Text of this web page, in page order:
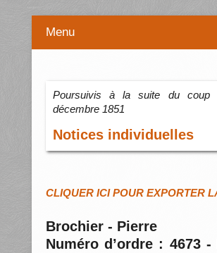
Menu
Poursuivis à la suite du coup
décembre 1851
Notices individuelles
CLIQUER ICI POUR EXPORTER
Brochier - Pierre
Numéro d’ordre : 4673 -